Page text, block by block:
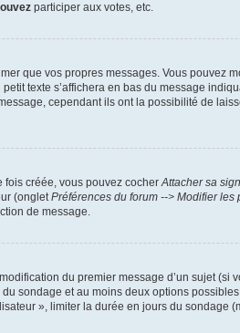
participer aux votes, etc.
que vos propres messages. Vous
texte s’affichera en bas du message
cependant ils ont la possibilité de
fois créée, vous pouvez cocherAttacher sa
(ongletPréférences du forum --> Modifier les
de message.
du premier message d’un sujet (si
sondage et au moins deux options
», limiter la durée en jours du